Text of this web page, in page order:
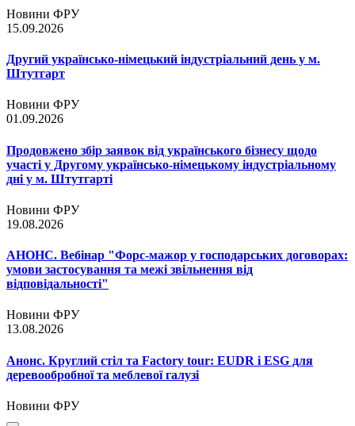
Новини ФРУ
15.09.2026
Другий українсько-німецький індустріальний день у м.
Штутгарт
Новини ФРУ
01.09.2026
Продовжено збір заявок від українського бізнесу щодо
участі у Другому українсько-німецькому індустріальному
дні у м. Штутгарті
Новини ФРУ
19.08.2026
АНОНС. Вебінар "Форс-мажор у господарських договорах:
умови застосування та межі звільнення від
відповідальності"
Новини ФРУ
13.08.2026
Анонс. Круглий стіл та Factory tour: EUDR і ESG для
деревообробної та меблевої галузі
Новини ФРУ